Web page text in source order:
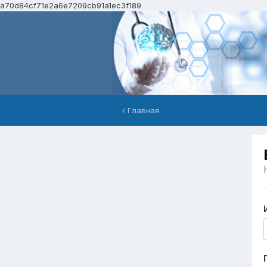
a70d84cf71e2a6e7209cb91a1ec3f189
Главная